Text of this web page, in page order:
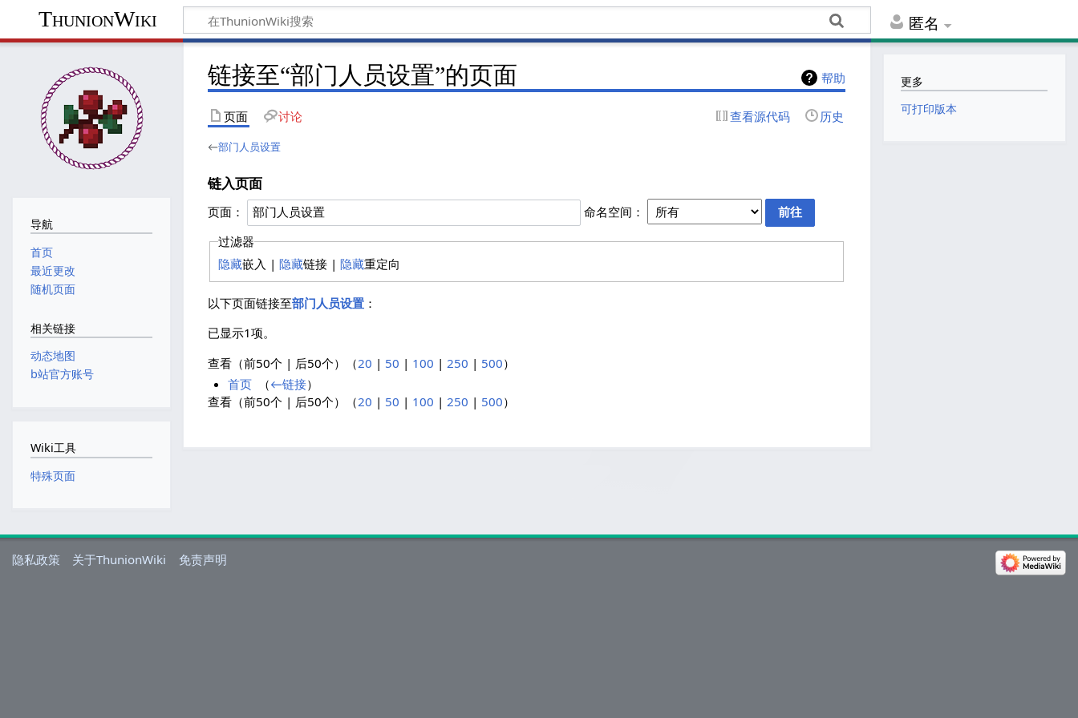
匿名
ThunionWiki
帮助
链接至“部门人员设置”的页面
页面 讨论 查看源代码 历史
←部门人员设置
链入页面
页面：
命名空间：
过滤器
隐藏嵌入 | 隐藏链接 | 隐藏重定向
以下页面链接至部门人员设置 ：
已显示1项。
查看（前50个 | 后50个）（20 | 50 | 100 | 250 | 500）
首页‎ （←链接）
查看（前50个 | 后50个）（20 | 50 | 100 |250 | 500）
导航
首页
最近更改
随机页面
相关链接
动态地图
b站官方账号
Wiki工具
特殊页面
更多
可打印版本
隐私政策 关于ThunionWiki 免责声明